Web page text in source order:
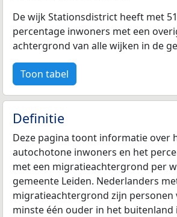
De wijk Stationsdistrict heeft met
percentage inwoners met een
achtergrond van alle wijken in de
Toon tabel
Definitie
Deze pagina toont informatie over
autochotone inwoners en het
met een migratieachtergrond per
gemeente Leiden. Nederlanders
migratieachtergrond zijn personen
minste één ouder in het buitenland